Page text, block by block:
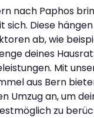
nach Paphos
sich. Diese
ab, wie
deines
Mit
aus Bern
Umzug an, um
zu